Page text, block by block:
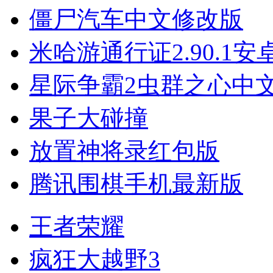
僵尸汽车中文修改版
米哈游通行证2.90.1安
星际争霸2虫群之心中
果子大碰撞
放置神将录红包版
腾讯围棋手机最新版
王者荣耀
疯狂大越野3